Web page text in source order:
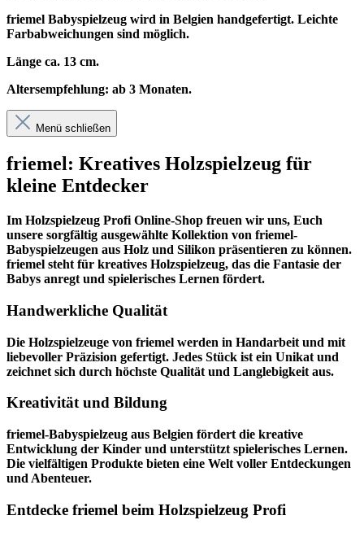
friemel Babyspielzeug wird in Belgien handgefertigt. Leichte
Farbabweichungen sind möglich.
Länge ca. 13 cm.
Altersempfehlung: ab 3 Monaten.
Menü schließen
friemel: Kreatives Holzspielzeug für
kleine Entdecker
Im Holzspielzeug Profi Online-Shop freuen wir uns, Euch
unsere sorgfältig ausgewählte Kollektion von friemel-
Babyspielzeugen aus Holz und Silikon präsentieren zu können.
friemel steht für kreatives Holzspielzeug, das die Fantasie der
Babys anregt und spielerisches Lernen fördert.
Handwerkliche Qualität
Die Holzspielzeuge von friemel werden in Handarbeit und mit
liebevoller Präzision gefertigt. Jedes Stück ist ein Unikat und
zeichnet sich durch höchste Qualität und Langlebigkeit aus.
Kreativität und Bildung
friemel-Babyspielzeug aus Belgien fördert die kreative
Entwicklung der Kinder und unterstützt spielerisches Lernen.
Die vielfältigen Produkte bieten eine Welt voller Entdeckungen
und Abenteuer.
Entdecke friemel beim Holzspielzeug Profi